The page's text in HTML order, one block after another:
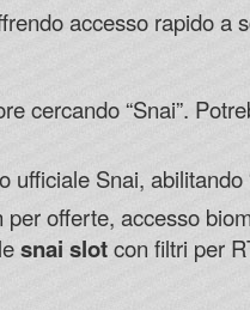
accesso rapido a
cercando “Snai”.
ufficiale Snai,
offerte, accesso
snai slotcon filtri per